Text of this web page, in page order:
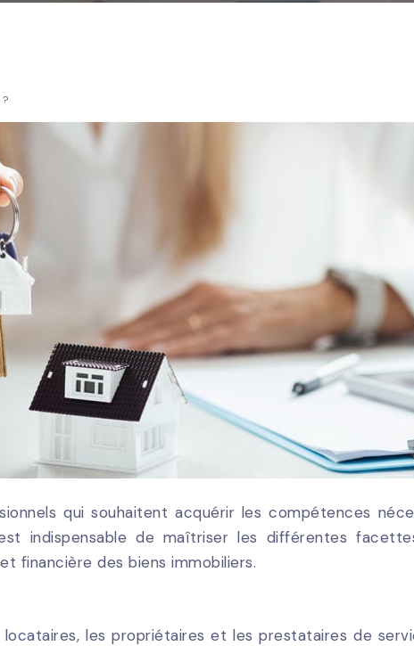
qui souhaitent acquérir les compétences
indispensable de maîtriser les différentes
financière des biens immobiliers.
les propriétaires et les prestataires de